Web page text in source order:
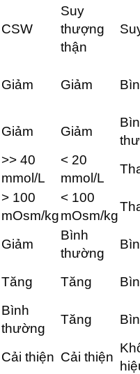
CSW
Suy
thượng
thận
Giảm Giảm
Giảm Giảm
>> 40
mmol/L
< 20
mmol/L
> 100
mOsm/kg
< 100
mOsm/kg
Giảm
Bình
thường
Tăng Tăng
Bình
thường
Tăng
Cải thiện Cải thiện